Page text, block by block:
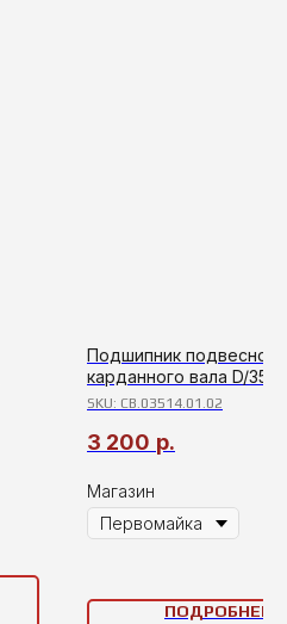
Подшипник подвесной
карданного вала D/35
Transit с 2006
SKU: CB.03514.01.02
3 200 р.
Магазин
ПОДРОБНЕЕ